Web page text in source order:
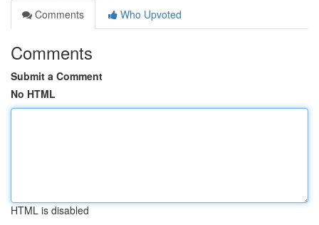
Comments
Who Upvoted
Comments
Submit a Comment
No HTML
HTML is disabled